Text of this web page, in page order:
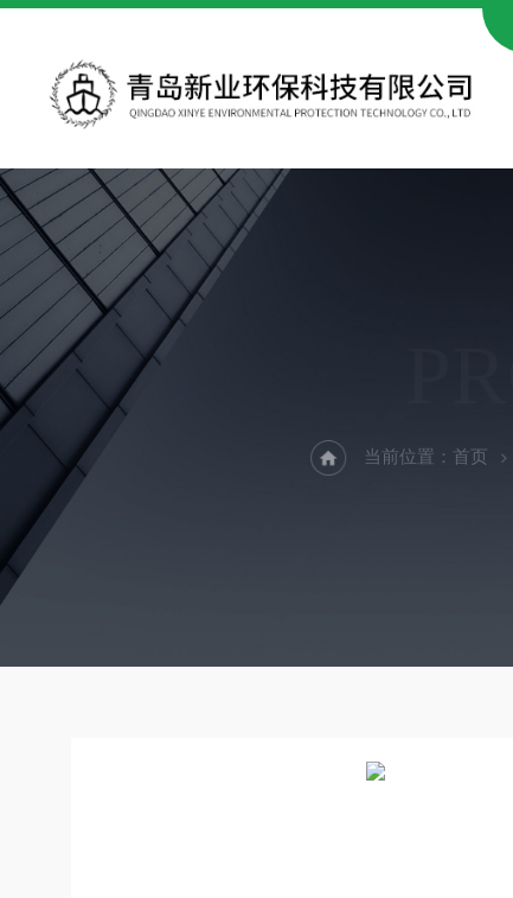
当前位置： 首页